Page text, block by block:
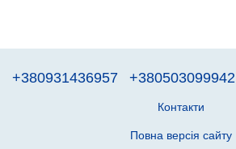
+380931436957 +380503099942
Контакти
Повна версія сайту